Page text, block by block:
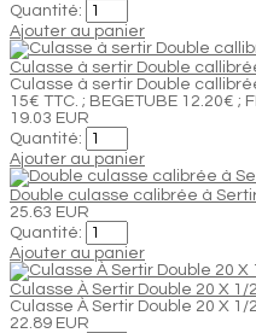
Quantité:
Ajouter au panier
Culasse à sertir Double
Culasse à sertir Double
15€ TTC. ; BEGETUBE 12.20€ ;
19.03 EUR
Quantité:
Ajouter au panier
Double culasse calibrée à
25.63 EUR
Quantité:
Ajouter au panier
Culasse À Sertir Double 20 X 1/
Culasse À Sertir Double 20 X 1/
22.89 EUR